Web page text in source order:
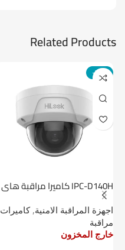
Related Products
-24%
IPC-D140H كاميرا مراقبة هاى
لوك داخلية 4 ميجا
اجهزة المراقبة الامنية,كاميرات
مراقبة
خارج المخزون